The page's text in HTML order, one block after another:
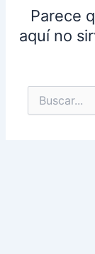
Parece
aquí no
Buscar
por: